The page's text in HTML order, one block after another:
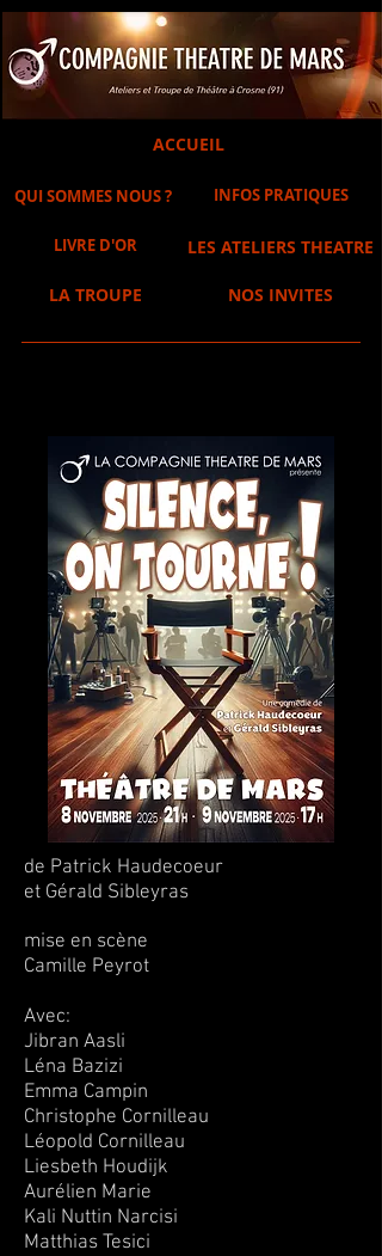
ACCUEIL
QUI SOMMES NOUS ? INFOS PRATIQUES
LIVRE D'OR LES ATELIERS THEATRE
LA TROUPE NOS INVITES
de Patrick Haudecoeur
et Gérald Sibleyras
mise en scène
Camille Peyrot
Avec:
Jibran Aasli
Léna Bazizi
Emma Campin
Christophe Cornilleau
Léopold Cornilleau
Liesbeth Houdijk
Aurélien Marie
Kali Nuttin Narcisi
Matthias Tesici